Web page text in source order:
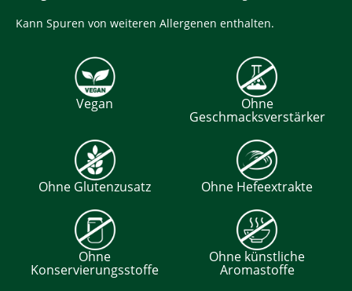
Kann Spuren von weiteren Allergenen enthalten.
Vegan Ohne
Geschmacksverstärker
Ohne Glutenzusatz Ohne Hefeextrakte
Ohne
Konservierungsstoffe
Ohne künstliche
Aromastoffe